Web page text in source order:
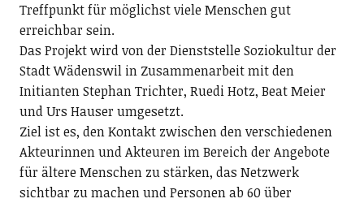
Treffpunkt für möglichst viele Menschen gut
erreichbar sein.
Das Projekt wird von der Dienststelle Soziokultur der
Stadt Wädenswil in Zusammenarbeit mit den
Initianten Stephan Trichter, Ruedi Hotz, Beat Meier
und Urs Hauser umgesetzt.
Ziel ist es, den Kontakt zwischen den verschiedenen
Akteurinnen und Akteuren im Bereich der Angebote
für ältere Menschen zu stärken, das Netzwerk
sichtbar zu machen und Personen ab 60 über